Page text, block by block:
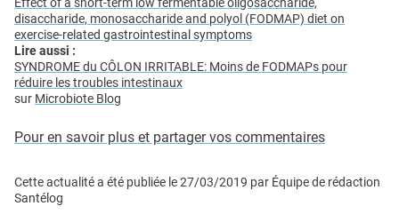
Effect of a short-term low fermentable oligosaccharide,
disaccharide, monosaccharide and polyol (FODMAP) diet on
exercise-related gastrointestinal symptoms
Lire aussi :
SYNDROME du CÔLON IRRITABLE: Moins de FODMAPs pour
réduire les troubles intestinaux
sur Microbiote Blog
Pour en savoir plus et partager vos commentaires
Cette actualité a été publiée le27/03/2019 par Équipe de rédaction
Santélog